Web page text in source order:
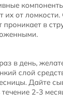
от
в
в день,
слой
Дайте
2-3